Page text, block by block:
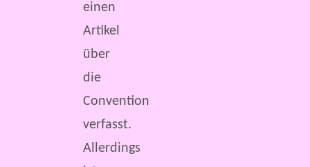
einen
Artikel
über
die
Convention
verfasst.
Allerdings